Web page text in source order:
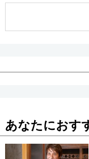
あなたにおす